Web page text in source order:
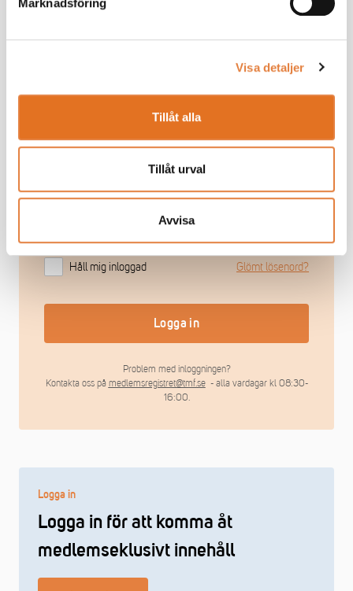
Marknadsföring
Visa detaljer
Tillåt alla
Tillåt urval
Avvisa
Logga in
Logga in för att komma åt
medlemseklusivt innehåll
Som medlem får du ta del av
Vi ger dig ett effektivt stöd som chef. Tillsammans
Ta de lav branschanpassade kollektivavtal som
Håll mig inloggad Glömt lösenord?
Logga in
Problem med inloggningen?
Kontakta oss på medlemsregistret@tmf.se- alla vardagar kl 08:30-
16:00.